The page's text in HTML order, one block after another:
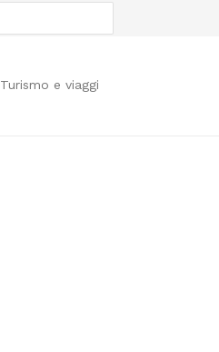
Turismo e viaggi